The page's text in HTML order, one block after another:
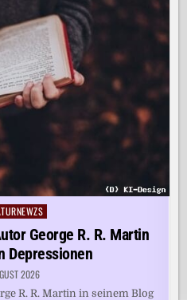
George R. R. Martin
Depressionen
2026
R. R. Martin in seinem Blog